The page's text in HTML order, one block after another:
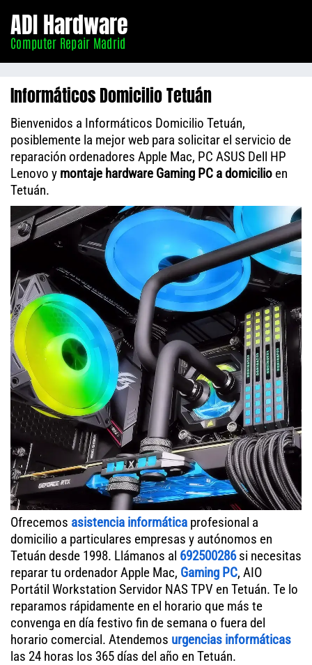
Madrid
ADI Hardware
Computer Repair Madrid
Informáticos Domicilio Tetuán
Bienvenidos a Informáticos Domicilio Tetuán,
posiblemente la mejor web para solicitar el servicio de
reparación ordenadores Apple Mac, PC ASUS Dell HP
Lenovo y montaje hardware Gaming PC a domicilio en
Tetuán.
Ofrecemos asistencia informática profesional a
domicilio a particulares empresas y autónomos en
Tetuán desde 1998. Llámanos al 692500286si necesitas
reparar tu ordenador Apple Mac, Gaming PC, AIO
Portátil Workstation Servidor NAS TPV en Tetuán. Te lo
reparamos rápidamente en el horario que más te
convenga en día festivo fin de semana o fuera del
horario comercial. Atendemos urgencias informáticas
las 24 horas los 365 días del año en Tetuán.